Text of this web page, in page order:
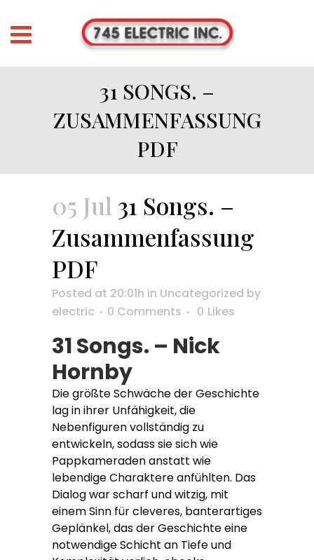
31 SONGS. –
ZUSAMMENFASSUNG
PDF
05 Jul 31 Songs. –
Zusammenfassung
PDF
Posted at 20:01h in Uncategorized by
electric
0 Comments 0 Likes
31 Songs. – Nick
Hornby
Die größte Schwäche der Geschichte
lag in ihrer Unfähigkeit, die
Nebenfiguren vollständig zu
entwickeln, sodass sie sich wie
Pappkameraden anstatt wie
lebendige Charaktere anfühlten. Das
Dialog war scharf und witzig, mit
einem Sinn für cleveres, banterartiges
Geplänkel, das der Geschichte eine
notwendige Schicht an Tiefe und